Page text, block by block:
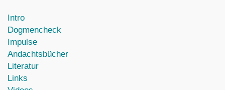
Intro
Dogmencheck
Impulse
Andachtsbücher
Literatur
Links